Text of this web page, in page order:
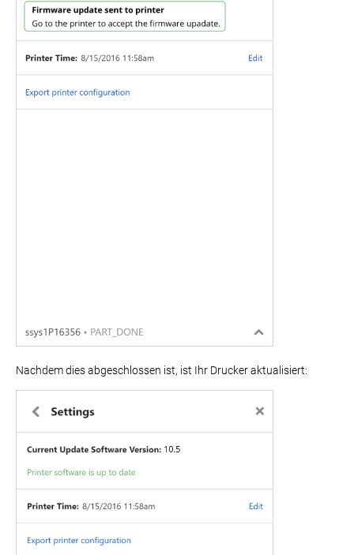
Nachdem dies abgeschlossen ist, ist Ihr Drucker aktualisiert: